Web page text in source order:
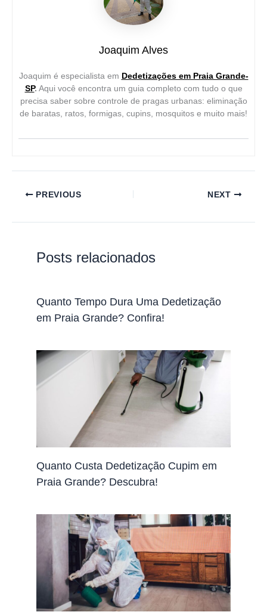
Joaquim Alves
Joaquim é especialista em Dedetizações em Praia Grande-
SP. Aqui você encontra um guia completo com tudo o que
precisa saber sobre controle de pragas urbanas: eliminação
de baratas, ratos, formigas, cupins, mosquitos e muito mais!
PREVIOUS NEXT
Posts relacionados
Quanto Tempo Dura Uma Dedetização
em Praia Grande? Confira!
Quanto Custa Dedetização Cupim em
Praia Grande? Descubra!